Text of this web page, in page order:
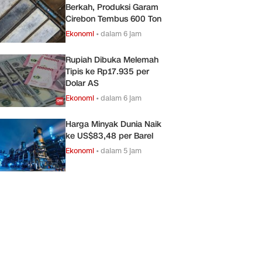
Berkah, Produksi Garam
Cirebon Tembus 600 Ton
Ekonomi •dalam 6 jam
Rupiah Dibuka Melemah
Tipis ke Rp17.935 per
Dolar AS
Ekonomi •dalam 6 jam
Harga Minyak Dunia Naik
ke US$83,48 per Barel
Ekonomi •dalam 5 jam